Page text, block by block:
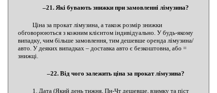
–21. Які бувають знижки при замовленні лімузина?
Ціна за прокат лімузина, а також розмір знижки
обговорюються з кожним клієнтом індивідуально. У будь-якому
випадку, чим більше замовлення, тим дешевше оренда лімузина/
авто. У деяких випадках – доставка авто є безкоштовна, або =
знижці.
–22. Від чого залежить ціна за прокат лімузина?
1. Дата (Який день тижня, Пн-Чт дешевше, взимку та піст